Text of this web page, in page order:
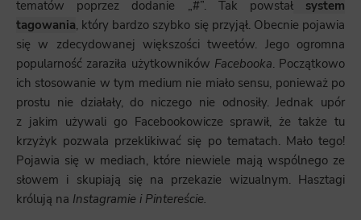
tematów poprzez dodanie „#”. Tak powstałsystem
tagowania, który bardzo szybko się przyjął. Obecnie pojawia
się w zdecydowanej większości tweetów. Jego ogromna
popularność zaraziła użytkowników Facebooka. Początkowo
ich stosowanie w tym medium nie miało sensu, ponieważ po
prostu nie działały, do niczego nie odnosiły. Jednak upór
z jakim używali go Facebookowicze sprawił, że także tu
krzyżyk pozwala przeklikiwać się po tematach. Mało tego!
Pojawia się w mediach, które niewiele mają wspólnego ze
słowem i skupiają się na przekazie wizualnym. Hasztagi
królują na Instagramie i Pintereście.